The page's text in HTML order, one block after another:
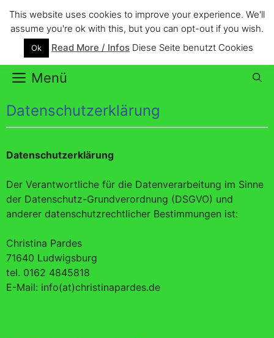
Inhalt
springen
Christina Pardes
your art is lively refreshed and colourful
Menü
Datenschutzerklärung
Datenschutzerklärung
Der Verantwortliche für die Datenverarbeitung im Sinne
der Datenschutz-Grundverordnung (DSGVO) und
anderer datenschutzrechtlicher Bestimmungen ist:
Christina Pardes
71640 Ludwigsburg
tel. 0162 4845818
E-Mail: info(at)christinapardes.de
This website uses cookies to improve your experience. We'll
assume you're ok with this, but you can opt-out if you wish.
Ok Read More / Infos Diese Seite benutzt Cookies